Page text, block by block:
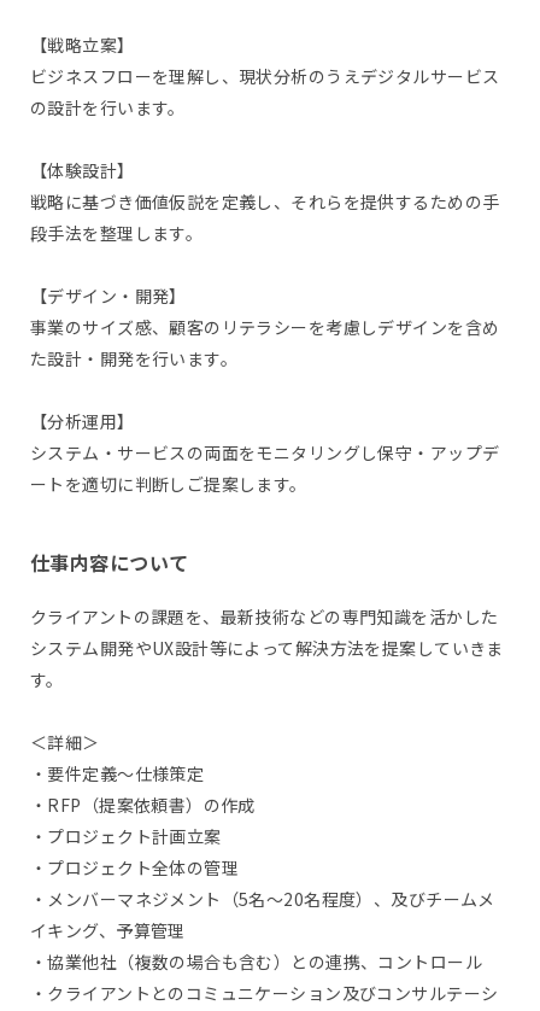
【戦略立案】
ビジネスフローを理解し、現状分析のうえデジタルサービス
の設計を行います。
【体験設計】
戦略に基づき価値仮説を定義し、それらを提供するための手
段手法を整理します。
【デザイン・開発】
事業のサイズ感、顧客のリテラシーを考慮しデザインを含め
た設計・開発を行います。
【分析運用】
システム・サービスの両面をモニタリングし保守・アップデ
ートを適切に判断しご提案します。
仕事内容について
クライアントの課題を、最新技術などの専門知識を活かした
システム開発やUX設計等によって解決方法を提案していきま
す。
＜詳細＞
・要件定義～仕様策定
・RFP（提案依頼書）の作成
・プロジェクト計画立案
・プロジェクト全体の管理
・メンバーマネジメント（5名～20名程度）、及びチームメ
イキング、予算管理
・協業他社（複数の場合も含む）との連携、コントロール
・クライアントとのコミュニケーション及びコンサルテーシ